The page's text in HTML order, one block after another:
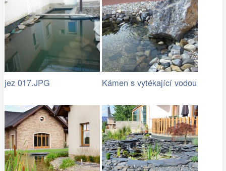
jez 017.JPG Kámen s vytékající vodou